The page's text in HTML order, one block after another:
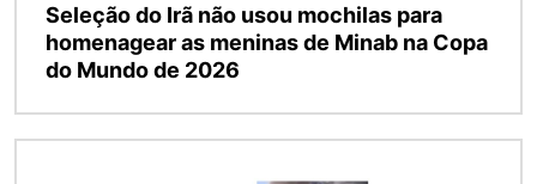
Seleção do Irã não usou mochilas para
homenagear as meninas de Minab na Copa
do Mundo de 2026